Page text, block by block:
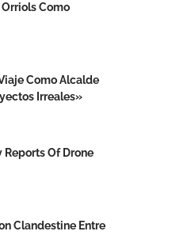
Orriols Como
Como Alcalde
Irreales»
Reports Of Drone
Clandestine Entre